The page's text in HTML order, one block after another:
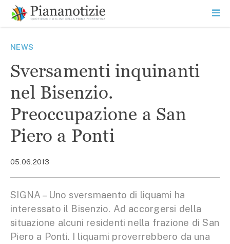
contenuto
SEARCH
NEWS
Sversamenti inquinanti
nel Bisenzio.
Preoccupazione a San
Piero a Ponti
05.06.2013
SIGNA – Uno sversmaento di liquami ha
interessato il Bisenzio. Ad accorgersi della
situazione alcuni residenti nella frazione di San
Piero a Ponti. I liquami proverrebbero da una